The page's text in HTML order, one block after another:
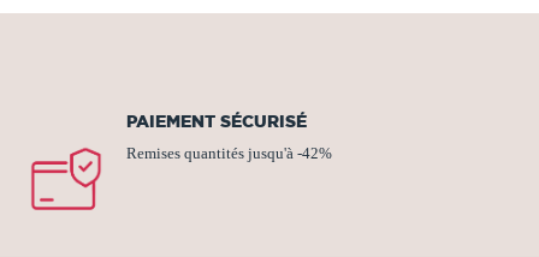
PAIEMENT SÉCURISÉ
Remises quantités jusqu'à -42%